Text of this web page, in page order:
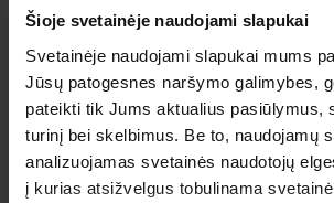
Šioje svetainėje naudojami slapukai
Svetainėje naudojami slapukai mums
Jūsų patogesnes naršymo galimybes,
pateikti tik Jums aktualius pasiūlymus,
turinį bei skelbimus. Be to, naudojamų
analizuojamas svetainės naudotojų
į kurias atsižvelgus tobulinama
Leptinas
Angliavandenių apykaitos rodikliai:
GLU Gliukozė